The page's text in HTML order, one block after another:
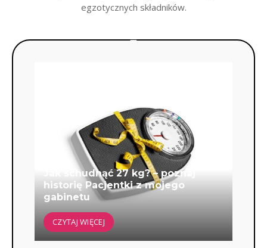
egzotycznych składników.
Jak schudnąć 27 kg? – poznaj
historię Pacjentki z mojego
gabinetu
CZYTAJ WIĘCEJ